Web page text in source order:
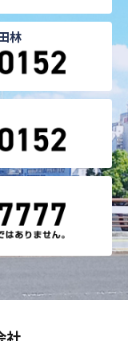
林
社